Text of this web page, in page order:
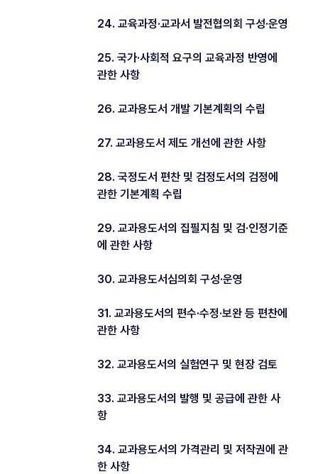
24. 교육과정·교과서 발전협의회 구성·운영
25. 국가·사회적 요구의 교육과정 반영에
관한 사항
26. 교과용도서 개발 기본계획의 수립
27. 교과용도서 제도 개선에 관한 사항
28. 국정도서 편찬 및 검정도서의 검정에
관한 기본계획 수립
29. 교과용도서의 집필지침 및 검·인정기준
에 관한 사항
30. 교과용도서심의회 구성·운영
31. 교과용도서의 편수·수정·보완 등 편찬에
관한 사항
32. 교과용도서의 실험연구 및 현장 검토
33. 교과용도서의 발행 및 공급에 관한 사
항
34. 교과용도서의 가격관리 및 저작권에 관
한 사항